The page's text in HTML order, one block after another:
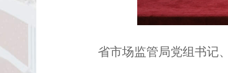
省市场监管局党组书记